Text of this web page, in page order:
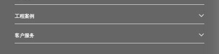
工程案例
客户服务